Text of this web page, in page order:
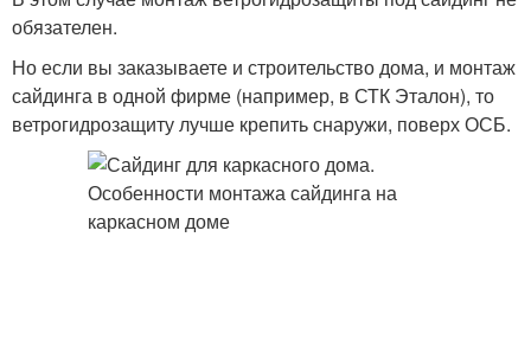
обязателен.
Но если вы заказываете и строительство дома, и монтаж
сайдинга в одной фирме (например, в СТК Эталон), то
ветрогидрозащиту лучше крепить снаружи, поверх ОСБ.